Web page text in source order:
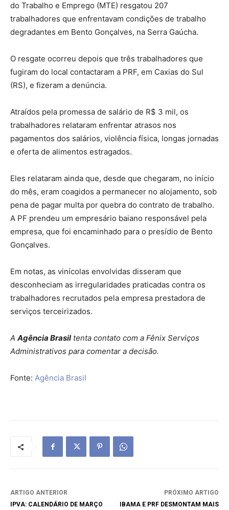
do Trabalho e Emprego (MTE) resgatou 207
trabalhadores que enfrentavam condições de trabalho
degradantes em Bento Gonçalves, na Serra Gaúcha.
O resgate ocorreu depois que três trabalhadores que
fugiram do local contactaram a PRF, em Caxias do Sul
(RS), e fizeram a denúncia.
Atraídos pela promessa de salário de R$ 3 mil, os
trabalhadores relataram enfrentar atrasos nos
pagamentos dos salários, violência física, longas jornadas
e oferta de alimentos estragados.
Eles relataram ainda que, desde que chegaram, no início
do mês, eram coagidos a permanecer no alojamento, sob
pena de pagar multa por quebra do contrato de trabalho.
A PF prendeu um empresário baiano responsável pela
empresa, que foi encaminhado para o presídio de Bento
Gonçalves.
Em notas, as vinícolas envolvidas disseram que
desconheciam as irregularidades praticadas contra os
trabalhadores recrutados pela empresa prestadora de
serviços terceirizados.
A Agência Brasiltenta contato com a Fênix Serviços
Administrativos para comentar a decisão.
Fonte: Agência Brasil
ARTIGO ANTERIOR
IPVA: CALENDÁRIO DE MARÇO
PRÓXIMO ARTIGO
IBAMA E PRF DESMONTAM MAIS